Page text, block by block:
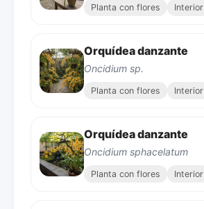
Planta con flores Interior
Orquídea danzante
Oncidium sp.
Planta con flores Interior
Orquídea danzante
Oncidium sphacelatum
Planta con flores Interior